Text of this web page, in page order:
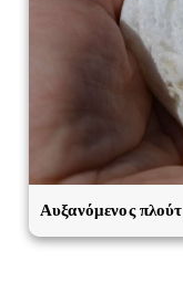
Αυξανόμενος